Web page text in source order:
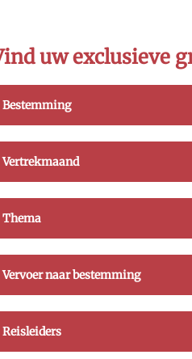
uw exclusieve
Bestemming
Vertrekmaand
Thema
Vervoer naar bestemming
Reisleiders